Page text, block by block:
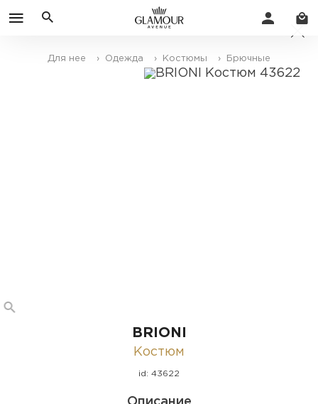
Для нее › Одежда › Костюмы › Брючные
BRIONI
Костюм
id: 43622
Описание